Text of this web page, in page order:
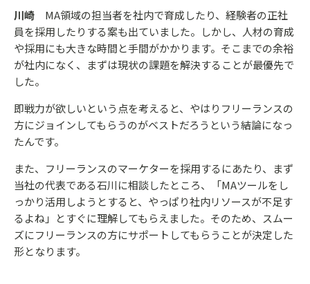
川崎 MA領域の担当者を社内で育成したり、経験者の正社
員を採用したりする案も出ていました。しかし、人材の育成
や採用にも大きな時間と手間がかかります。そこまでの余裕
が社内になく、まずは現状の課題を解決することが最優先で
した。
即戦力が欲しいという点を考えると、やはりフリーランスの
方にジョインしてもらうのがベストだろうという結論になっ
たんです。
また、フリーランスのマーケターを採用するにあたり、まず
当社の代表である石川に相談したところ、「MAツールをし
っかり活用しようとすると、やっぱり社内リソースが不足す
るよね」とすぐに理解してもらえました。そのため、スムー
ズにフリーランスの方にサポートしてもらうことが決定した
形となります。